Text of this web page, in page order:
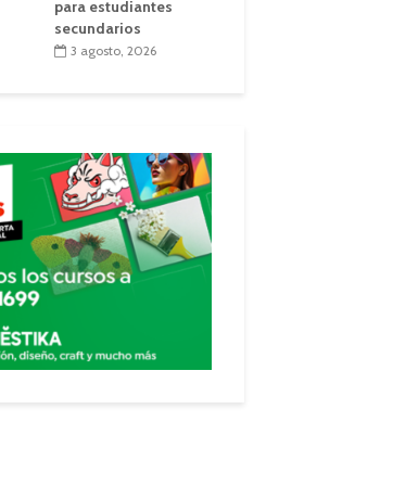
para estudiantes
secundarios
3 agosto, 2026